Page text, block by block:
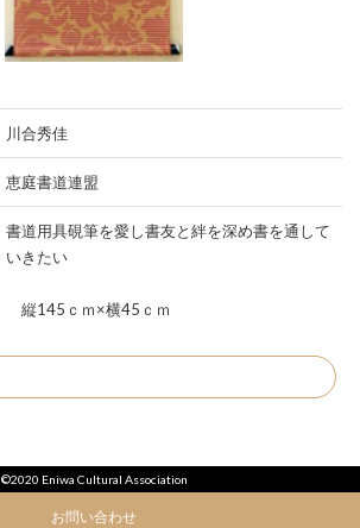
川合秀佳
恵庭書道連盟
書道用具硯筆を愛し書友と絆を深め書を通して
いきたい
縦145ｃｍ×横45ｃｍ
©2020 Eniwa Cultural Association
お問い合わせ